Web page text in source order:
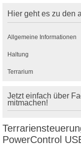
Hier geht es zu den
Allgemeine Informationen
Haltung
Terrarium
Jetzt einfach über
mitmachen!
PowerControl